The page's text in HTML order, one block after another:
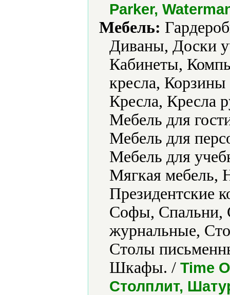
Parker,
Мебель:
Диваны, Доски
Кабинеты,
кресла, Корзины
Кресла, Кресла
Мебель для
Мебель для
Мебель для
Мягкая мебель,
Президентские
Софы, Спальни,
журнальные,
Столы
Шкафы. / Time
Столплит,